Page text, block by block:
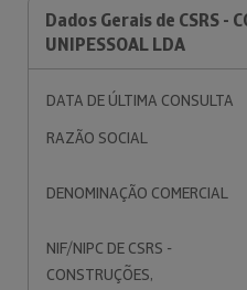
Dados Gerais de CSRS -
UNIPESSOAL LDA
DATA DE ÚLTIMA CONSULTA
RAZÃO SOCIAL
DENOMINAÇÃO COMERCIAL
NIF/NIPC DE CSRS -
CONSTRUÇÕES,